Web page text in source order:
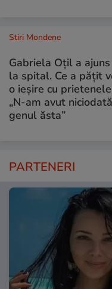
Stiri Mondene
Gabriela Oțil a
la spital. Ce a pățit
o ieșire cu
„N-am avut
genul ăsta”
PARTENERI